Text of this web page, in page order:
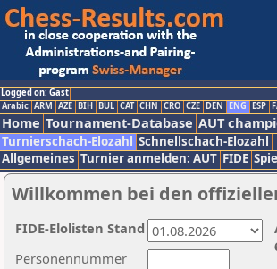
Logged on: Gast
Arabic ARM AZE BIH BUL CAT CHN CRO CZE DEN ENG ESP
Home Tournament-Database AUT
Turnierschach-Elozahl Schnellschach-Elozahl
Allgemeines Turnier anmelden: AUT FIDE
Willkommen bei den
Personennummer
FIDE-Elolisten Stand